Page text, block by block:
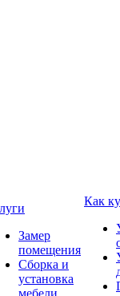
Замер
помещения
Сборка и
установка
мебели
Как